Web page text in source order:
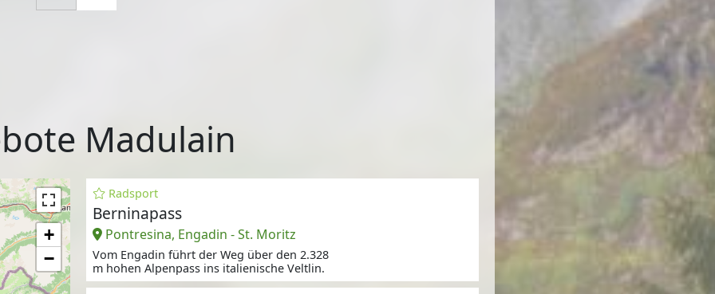
Madulain
+
−
Radsport
Berninapass
Pontresina, Engadin - St. Moritz
Vom Engadin führt der Weg über den 2.328
m hohen Alpenpass ins italienische Veltlin.